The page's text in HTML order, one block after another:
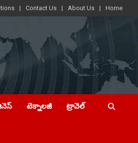
Contact Us About Us Home
టెక్నాలజీ ట్రావెల్